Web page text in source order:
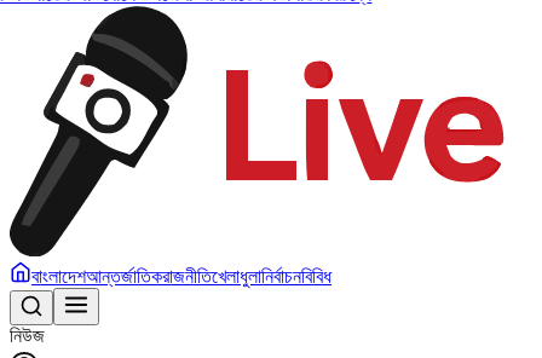
বাংলাদেশআন্তর্জাতিকরাজনীতিখেলাধুলানির্বাচনবিবিধ
নিউজ